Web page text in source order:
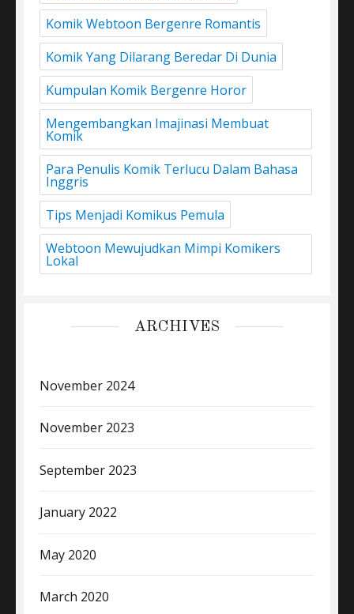
Komik Webtoon Bergenre Romantis
Komik Yang Dilarang Beredar Di Dunia
Kumpulan Komik Bergenre Horor
Mengembangkan Imajinasi Membuat
Komik
Para Penulis Komik Terlucu Dalam Bahasa
Inggris
Tips Menjadi Komikus Pemula
Webtoon Mewujudkan Mimpi Komikers
Lokal
ARCHIVES
November 2024
November 2023
September 2023
January 2022
May 2020
March 2020